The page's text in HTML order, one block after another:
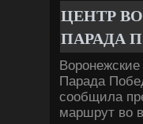
ЦЕНТР
ПАРАДА
Парада
сообщила
маршрут вο